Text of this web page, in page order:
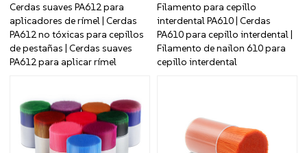
Cerdas suaves PA612 para
aplicadores de rímel | Cerdas
PA612 no tóxicas para cepillos
de pestañas | Cerdas suaves
PA612 para aplicar rímel
Filamento para cepillo
interdental PA610 | Cerdas
PA610 para cepillo interdental |
Filamento de nailon 610 para
cepillo interdental